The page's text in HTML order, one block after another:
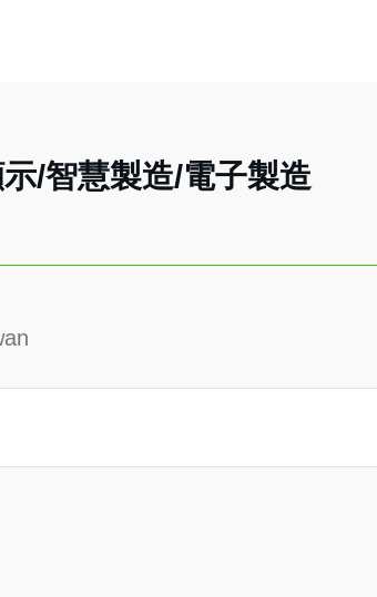
/智慧製造/電子製造